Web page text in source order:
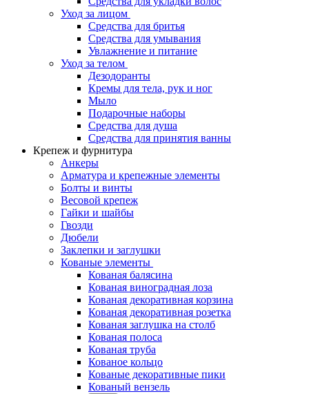
Уход за лицом
Средства для бритья
Средства для умывания
Увлажнение и питание
Уход за телом
Дезодоранты
Кремы для тела, рук и ног
Мыло
Подарочные наборы
Средства для душа
Средства для принятия ванны
Крепеж и фурнитура
Анкеры
Арматура и крепежные элементы
Болты и винты
Весовой крепеж
Гайки и шайбы
Гвозди
Дюбели
Заклепки и заглушки
Кованые элементы
Кованая балясина
Кованая виноградная лоза
Кованая декоративная корзина
Кованая декоративная розетка
Кованая заглушка на столб
Кованая полоса
Кованая труба
Кованое кольцо
Кованые декоративные пики
Кованый вензель